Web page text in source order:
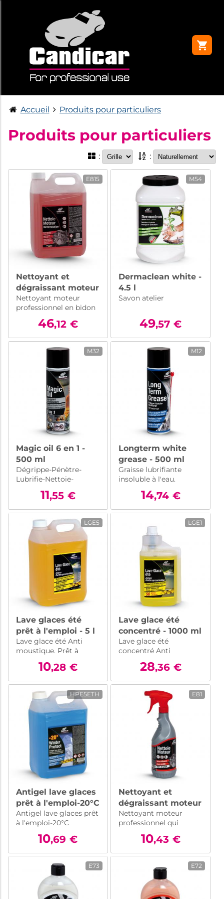
Accueil Produits pour particuliers
Produits pour particuliers
: :
E815
Nettoyant et
dégraissant moteur
performant – 5L
Nettoyant moteur
professionnel en bidon
de 5 litres. Dissout la
saleté et la graisse sans
odeur désagréable.
46,12 €
M54
Dermaclean white -
4.5 l
Savon atelier
49,57 €
M32
Magic oil 6 en 1 -
500 ml
Dégrippe-Pénètre-
Lubrifie-Nettoie-
Prévient-Protège
11,55 €
M12
Longterm white
grease - 500 ml
Graisse lubrifiante
insoluble à l'eau.
14,74 €
LGE5
Lave glaces été
prêt à l'emploi - 5 l
Lave glace été Anti
moustique. Prêt à
l'emploi.10,28 €
LGE1
Lave glace été
concentré - 1000 ml
Lave glace été
concentré Anti
moustique.
28,36 €
HPE5ETH
Antigel lave glaces
prêt à l'emploi-20°C
- 5 l
Antigel lave glaces prêt
à l'emploi-20°C
10,69 €
E81
Nettoyant et
dégraissant moteur
- 750 ml
Nettoyant moteur
professionnel qui
dissout la saleté et la
graisse sans odeur
désagréable. Ne
d'hydrocarbure, ni de
solvant pétrolier.
10,43 €
E73 E72